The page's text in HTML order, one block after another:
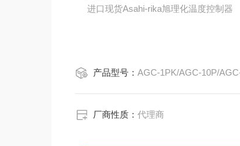
进口现货Asahi-rika旭理化温度控制器
产品型号：
厂商性质：代理商